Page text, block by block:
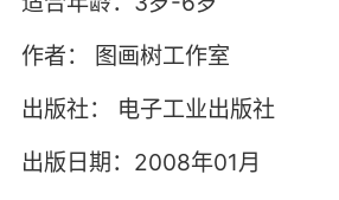
作者：
图画树工作室
出版社：
电子工业出版社
出版日期：2008年01月